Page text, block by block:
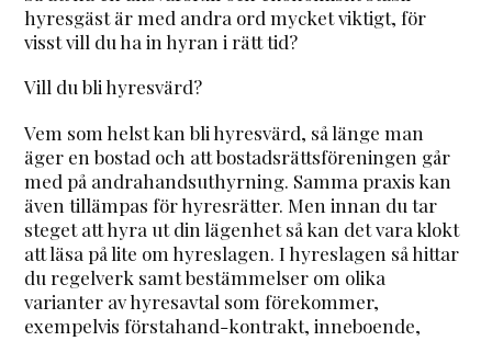
hyresgäst är med andra ord mycket viktigt, för
visst vill du ha in hyran i rätt tid?
Vill du bli hyresvärd?
Vem som helst kan bli hyresvärd, så länge man
äger en bostad och att bostadsrättsföreningen går
med på andrahandsuthyrning. Samma praxis kan
även tillämpas för hyresrätter. Men innan du tar
steget att hyra ut din lägenhet så kan det vara klokt
att läsa på lite om hyreslagen. I hyreslagen så hittar
du regelverk samt bestämmelser om olika
varianter av hyresavtal som förekommer,
exempelvis förstahand-kontrakt, inneboende,